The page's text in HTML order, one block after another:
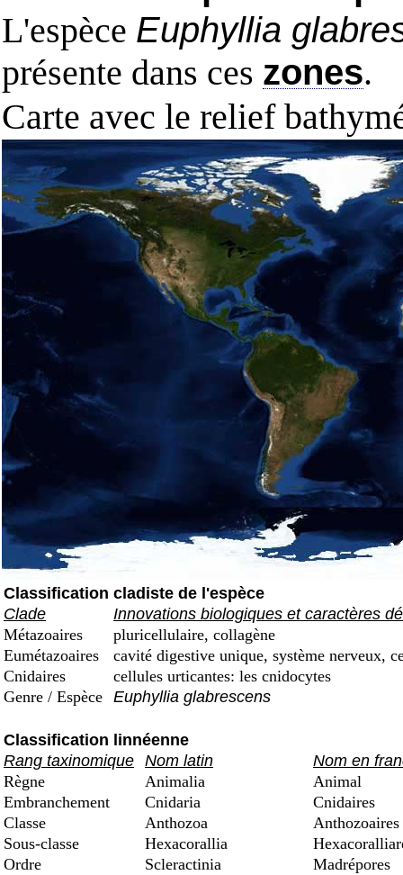
L'espèce Euphyllia
présente dans ces zones.
Carte avec le relief
Classification cladiste de l'espèce
Clade
Innovations biologiques et caractères
Métazoaires
pluricellulaire, collagène
Eumétazoaires
cavité digestive unique, système nerveux,
Cnidaires
cellules urticantes: les cnidocytes
Genre / Espèce Euphyllia glabrescens
Classification linnéenne
Rang taxinomique Nom latin
Nom en
Règne
Animalia
Animal
Embranchement
Cnidaria
Cnidaires
Classe
Anthozoa
Anthozoaires
Sous-classe
Hexacorallia
Ordre
Scleractinia
Madrépores